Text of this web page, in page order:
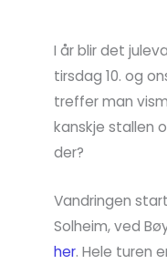
I år blir det
tirsdag 10. og
treffer man
kanskje stallen
der?
Vandringen
Solheim, ved
her. Hele turen